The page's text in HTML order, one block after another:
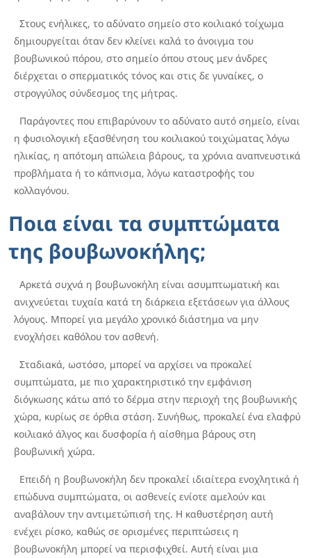
Στους ενήλικες, το αδύνατο σημείο στο κοιλιακό τοίχωμα
δημιουργείται όταν δεν κλείνει καλά το άνοιγμα του
βουβωνικού πόρου, στο σημείο όπου στους μεν άνδρες
διέρχεται ο σπερματικός τόνος και στις δε γυναίκες, ο
στρογγύλος σύνδεσμος της μήτρας.
Παράγοντες που επιβαρύνουν το αδύνατο αυτό σημείο, είναι
η φυσιολογική εξασθένηση του κοιλιακού τοιχώματας λόγω
ηλικίας, η απότομη απώλεια βάρους, τα χρόνια αναπνευστικά
προβλήματα ή το κάπνισμα, λόγω καταστροφής του
κολλαγόνου.
Ποια είναι τα συμπτώματα
της βουβωνοκήλης;
Αρκετά συχνά η βουβωνοκήλη είναι ασυμπτωματική και
ανιχνεύεται τυχαία κατά τη διάρκεια εξετάσεων για άλλους
λόγους. Μπορεί για μεγάλο χρονικό διάστημα να μην
ενοχλήσει καθόλου τον ασθενή.
Σταδιακά, ωστόσο, μπορεί να αρχίσει να προκαλεί
συμπτώματα, με πιο χαρακτηριστικό την εμφάνιση
διόγκωσης κάτω από το δέρμα στην περιοχή της βουβωνικής
χώρα, κυρίως σε όρθια στάση. Συνήθως, προκαλεί ένα ελαφρύ
κοιλιακό άλγος και δυσφορία ή αίσθημα βάρους στη
βουβωνική χώρα.
Επειδή η βουβωνοκήλη δεν προκαλεί ιδιαίτερα ενοχλητικά ή
επώδυνα συμπτώματα, οι ασθενείς ενίοτε αμελούν και
αναβάλουν την αντιμετώπισή της. Η καθυστέρηση αυτή
ενέχει ρίσκο, καθώς σε ορισμένες περιπτώσεις η
βουβωνοκήλη μπορεί να περισφιχθεί. Αυτή είναι μια